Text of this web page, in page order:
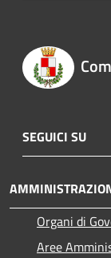
SEGUICI SU
Organi di
Aree